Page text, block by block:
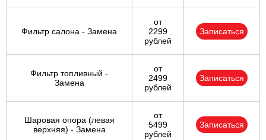
Фильтр салона - Замена
от
2299
рублей
Записаться
Фильтр топливный -
Замена
от
2499
рублей
Записаться
Шаровая опора (левая
верхняя) - Замена
от
5499
рублей
Записаться